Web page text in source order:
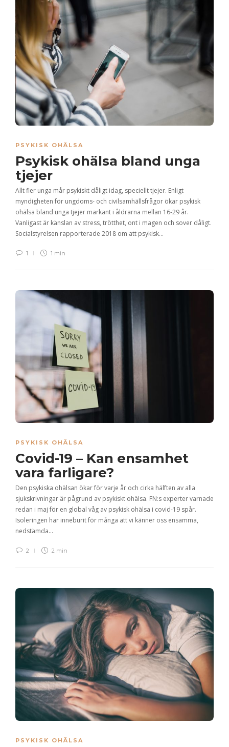
PSYKISK OHÄLSA
Psykisk ohälsa bland unga
tjejer
Allt fler unga mår psykiskt dåligt idag, speciellt tjejer. Enligt
myndigheten för ungdoms- och civilsamhällsfrågor ökar psykisk
ohälsa bland unga tjejer markant i åldrarna mellan 16-29 år.
Vanligast är känslan av stress, trötthet, ont i magen och sover dåligt.
Socialstyrelsen rapporterade 2018 om att psykisk…
1 1 min
PSYKISK OHÄLSA
Covid-19 – Kan ensamhet
vara farligare?
Den psykiska ohälsan ökar för varje år och cirka hälften av alla
sjukskrivningar är pågrund av psykiskt ohälsa. FN:s experter varnade
redan i maj för en global våg av psykisk ohälsa i covid-19 spår.
Isoleringen har inneburit för många att vi känner oss ensamma,
nedstämda…
2 2 min
PSYKISK OHÄLSA